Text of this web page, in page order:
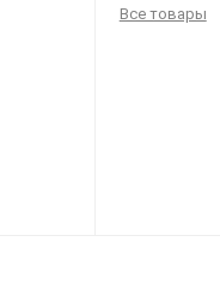
Все товары